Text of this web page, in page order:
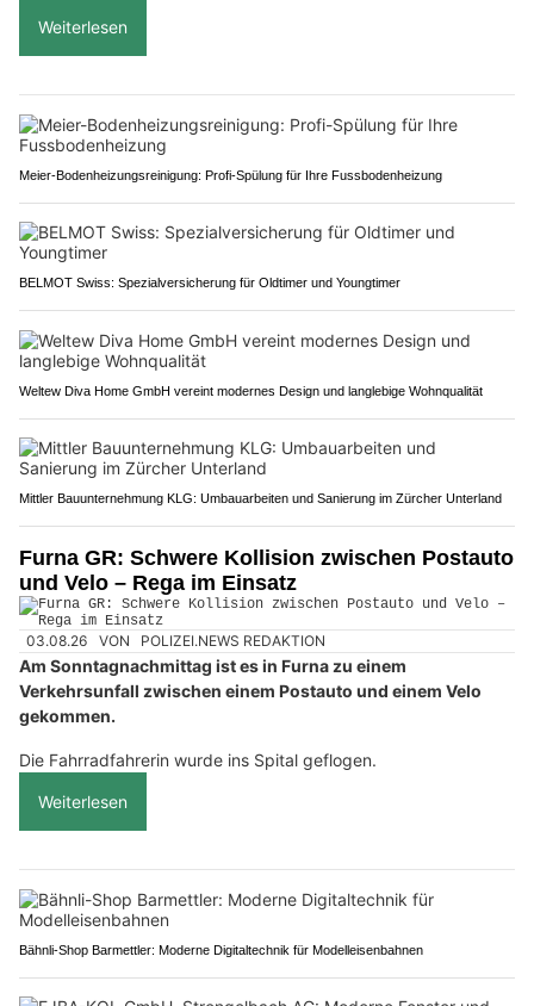
Weiterlesen
Meier-Bodenheizungsreinigung: Profi-Spülung für Ihre Fussbodenheizung
BELMOT Swiss: Spezialversicherung für Oldtimer und Youngtimer
Weltew Diva Home GmbH vereint modernes Design und langlebige Wohnqualität
Mittler Bauunternehmung KLG: Umbauarbeiten und Sanierung im Zürcher Unterland
Furna GR: Schwere Kollision zwischen Postauto
und Velo – Rega im Einsatz
03.08.26 VON POLIZEI.NEWS REDAKTION
Am Sonntagnachmittag ist es in Furna zu einem
Verkehrsunfall zwischen einem Postauto und einem Velo
gekommen.
Die Fahrradfahrerin wurde ins Spital geflogen.
Weiterlesen
Bähnli-Shop Barmettler: Moderne Digitaltechnik für Modelleisenbahnen